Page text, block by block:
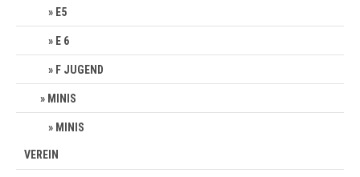
E5
E 6
F JUGEND
MINIS
MINIS
VEREIN